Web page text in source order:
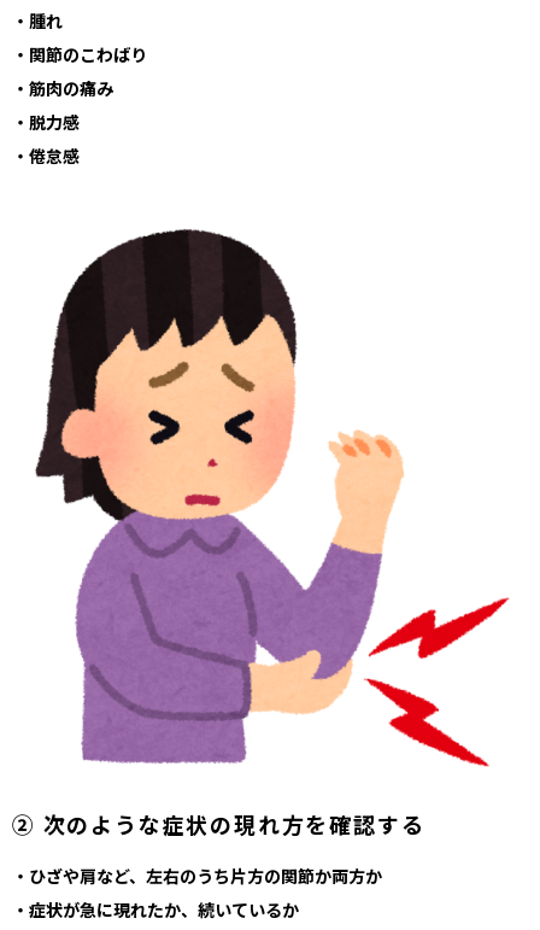
・腫れ
・関節のこわばり
・筋肉の痛み
・脱力感
・倦怠感
② 次のような症状の現れ方を確認する
・ひざや肩など、左右のうち片方の関節か両方か
・症状が急に現れたか、続いているか